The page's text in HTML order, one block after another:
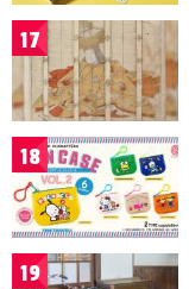
17
18
19